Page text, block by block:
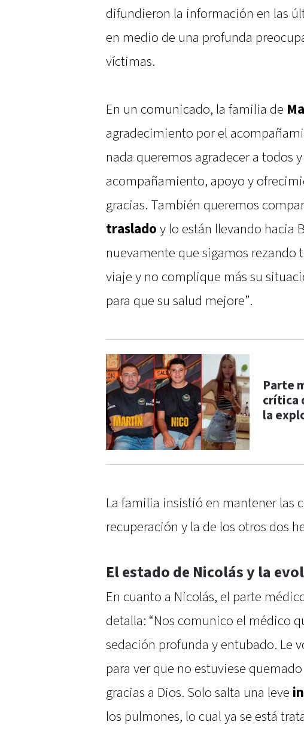
difundieron la información en las
en medio de una profunda
víctimas.
En un comunicado, la familia de
agradecimiento por el
nada queremos agradecer a todos
acompañamiento, apoyo y
gracias. También queremos
traslado y lo están llevando hacia
nuevamente que sigamos rezando
viaje y no complique más su
para que su salud mejore”.
Parte
crítica
la
La familia insistió en mantener las
recuperación y la de los otros dos
El estado de Nicolás y la
En cuanto a Nicolás, el parte
detalla: “Nos comunico el médico
sedación profunda y entubado. Le
para ver que no estuviese
gracias a Dios. Solo salta una leve
los pulmones, lo cual ya se está